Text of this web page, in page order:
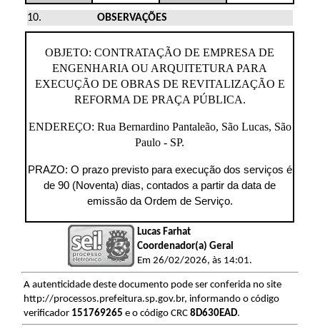
OBSERVAÇÕES
OBJETO:CONTRATAÇÃO DE EMPRESA DE
ENGENHARIA OU ARQUITETURA PARA
EXECUÇÃO DE OBRAS DE REVITALIZAÇÃO E
REFORMA DE PRAÇA PÚBLICA.
ENDEREÇO: Rua Bernardino Pantaleão, São Lucas, São
Paulo - SP.
PRAZO: O prazo previsto para execução dos serviços é
de 90 (Noventa) dias, contados a partir da data de
emissão da Ordem de Serviço.
Lucas Farhat
Coordenador(a) Geral
Em 26/02/2026, às 14:01.
A autenticidade deste documento pode ser conferida no site
http://processos.prefeitura.sp.gov.br, informando o código
verificador 151769265 e o código CRC 8D630EAD.